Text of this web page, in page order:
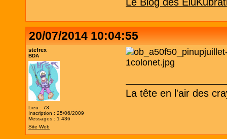
20/07/2014 10:04:55
stefrex
BDA
Lieu : 73
Inscription : 25/06/2009
Messages : 1 436
Site Web
La tête en l'air des